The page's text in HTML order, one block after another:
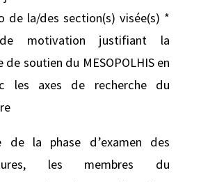
de la/des section(s) visée(s) *
motivation justifiant la
de soutien du MESOPOLHIS en
les axes de recherche du
de la phase d’examen des
les membres du